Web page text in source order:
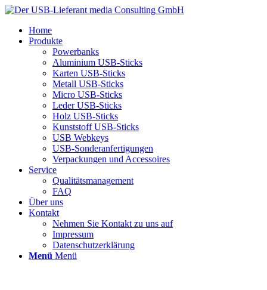
Home
Produkte
Powerbanks
Aluminium USB-Sticks
Karten USB-Sticks
Metall USB-Sticks
Micro USB-Sticks
Leder USB-Sticks
Holz USB-Sticks
Kunststoff USB-Sticks
USB Webkeys
USB-Sonderanfertigungen
Verpackungen und Accessoires
Service
Qualitätsmanagement
FAQ
Über uns
Kontakt
Nehmen Sie Kontakt zu uns auf
Impressum
Datenschutzerklärung
Menü Menü